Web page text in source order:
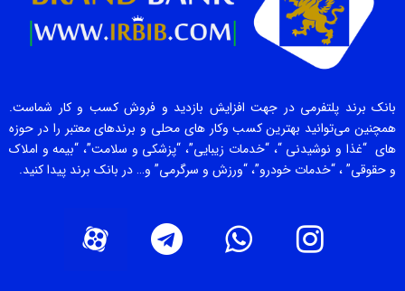
بانک برند پلتفرمی در جهت افزایش بازدید و فروش کسب و کار شماست.
همچنین می‌توانید بهترین کسب وکار های محلی و برندهای معتبر را در حوزه
های “غذا و نوشیدنی “، “خدمات زیبایی”، “پزشکی و سلامت”، “بیمه و املاک
و حقوقی” ، “خدمات خودرو”، “ورزش و سرگرمی” و… در بانک برند پیدا کنید.